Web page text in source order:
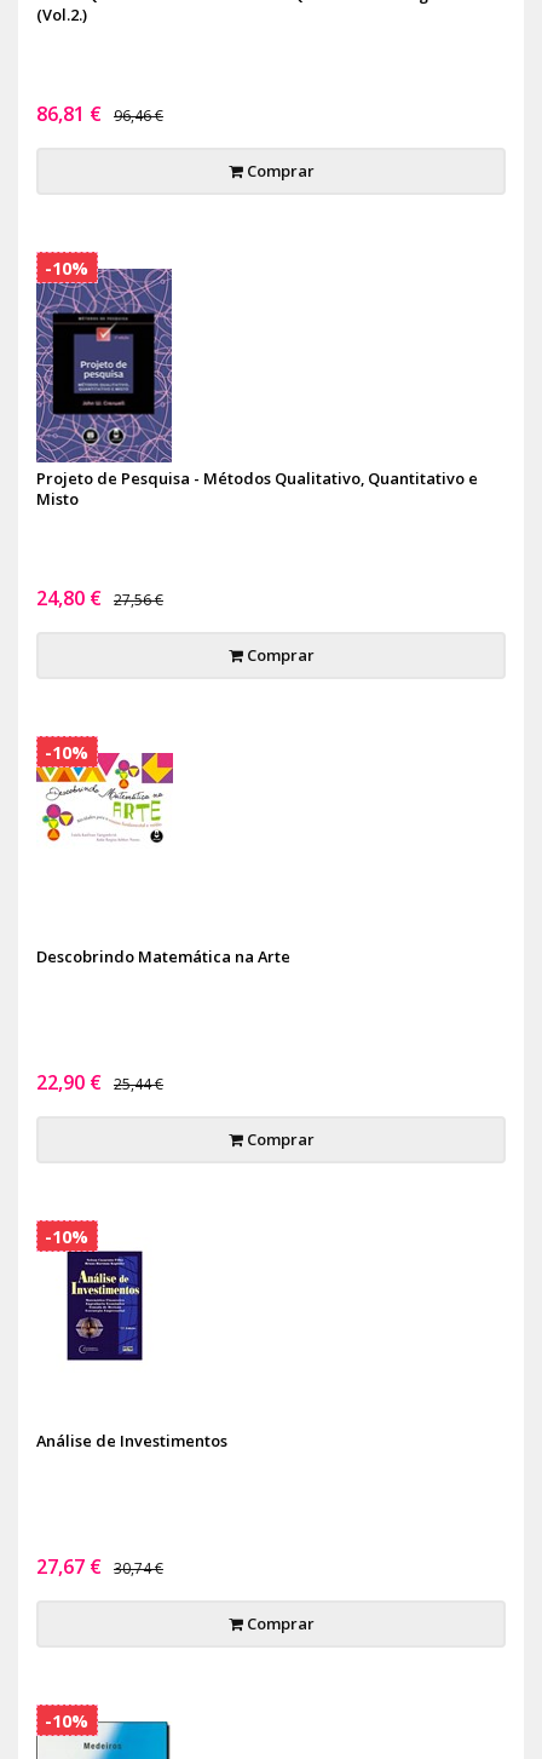
(Vol.2.)
86,81 € 96,46 €
Comprar
Projeto de Pesquisa - Métodos Qualitativo, Quantitativo e
Misto
24,80 € 27,56 €
Comprar
-10%
Descobrindo Matemática na Arte
22,90 € 25,44 €
Comprar
-10%
Análise de Investimentos
27,67 € 30,74 €
Comprar
-10%
-10%